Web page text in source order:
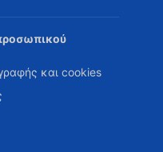
και cookies